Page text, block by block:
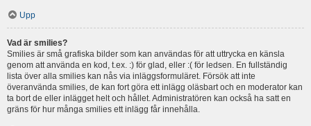
Upp
Vad är smilies?
Smilies är små grafiska bilder som kan användas för att uttrycka en känsla
genom att använda en kod, t.ex. :) för glad, eller :( för ledsen. En fullständig
lista över alla smilies kan nås via inläggsformuläret. Försök att inte
överanvända smilies, de kan fort göra ett inlägg oläsbart och en moderator kan
ta bort de eller inlägget helt och hållet. Administratören kan också ha satt en
gräns för hur många smilies ett inlägg får innehålla.